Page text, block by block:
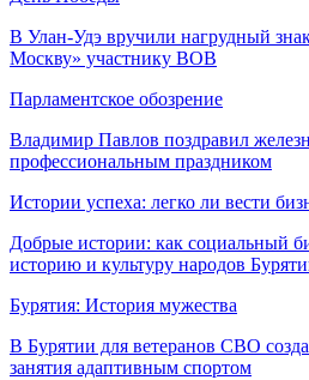
В Улан-Удэ вручили нагрудный
Москву» участнику ВОВ
Парламентское обозрение
Владимир Павлов поздравил
профессиональным праздником
Истории успеха: легко ли вести
Добрые истории: как социальный
историю и культуру народов
Бурятия: История мужества
В Бурятии для ветеранов СВО
занятия адаптивным спортом